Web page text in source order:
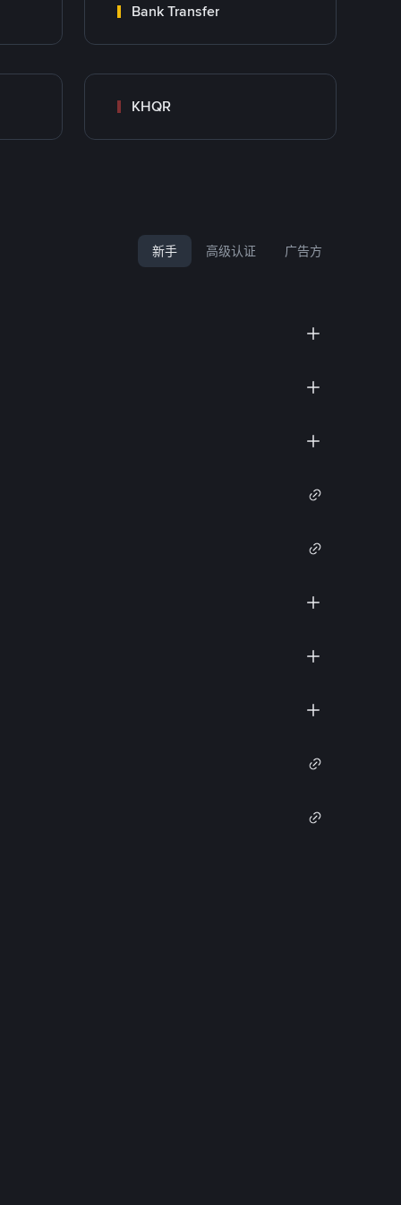
Bank Transfer
KHQR
新手 高级认证 广告方